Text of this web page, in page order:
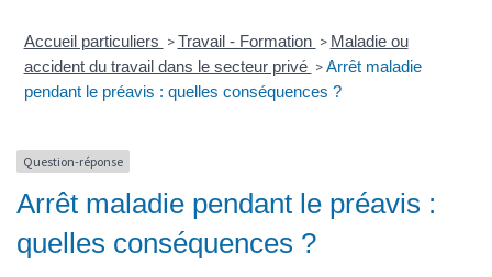
Accueil particuliers > Travail - Formation > Maladie ou
accident du travail dans le secteur privé > Arrêt maladie
pendant le préavis : quelles conséquences ?
Question-réponse
Arrêt maladie pendant le préavis :
quelles conséquences ?